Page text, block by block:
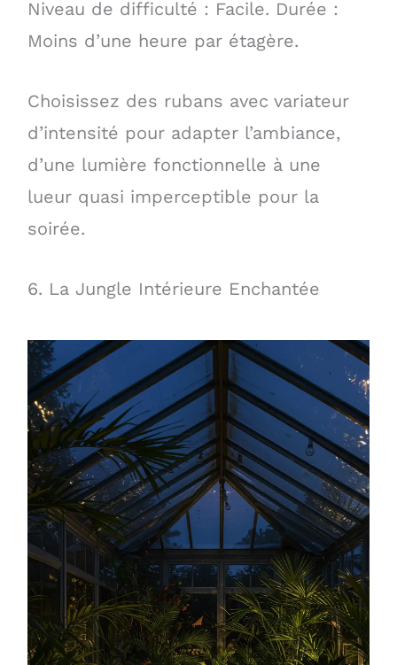
Niveau de difficulté : Facile. Durée :
Moins d’une heure par étagère.
Choisissez des rubans avec variateur
d’intensité pour adapter l’ambiance,
d’une lumière fonctionnelle à une
lueur quasi imperceptible pour la
soirée.
6. La Jungle Intérieure Enchantée